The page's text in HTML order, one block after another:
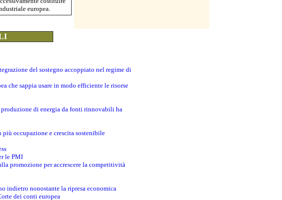
europea.
del sostegno accoppiato nel regime di
che sappia usare in modo efficiente le risorse
di energia da fonti rinnovabili ha
occupazione e crescita sostenibile
le PMI
promozione per accrescere la competitività
indietro nonostante la ripresa economica
dei conti europea